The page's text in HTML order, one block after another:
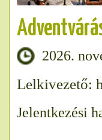
2026.
Lelkivezető:
Jelentkezési